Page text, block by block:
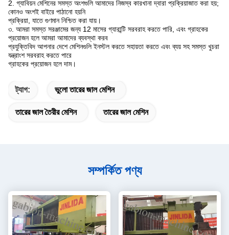
2. গ্যাবিয়ন মেশিনের সমস্ত অংশগুলি আমাদের নিজস্ব কারখানা দ্বারা প্রক্রিয়াজাত করা হয়;
কোনও অংশই বাইরে পাঠানো হয়নি
প্রক্রিয়া, যাতে গুণমান নিশ্চিত করা যায়।
৩. আমরা সমস্ত সরঞ্জামের জন্য 12 মাসের গ্যারান্টি সরবরাহ করতে পারি, এবং গ্রাহকের
প্রয়োজন হলে আমরা আমাদের ব্যবস্থা করব
প্রযুক্তিবিদ আপনার দেশে মেশিনগুলি ইনস্টল করতে সহায়তা করতে এবং ব্যয় সহ সমস্ত খুচরা
যন্ত্রাংশ সরবরাহ করতে পারে
গ্রাহকের প্রয়োজন হলে দাম।
ট্যাগ: ভুলো তারের জাল মেশিন
তারের জাল তৈরীর মেশিন তারের জাল মেশিন
সম্পর্কিত পণ্য